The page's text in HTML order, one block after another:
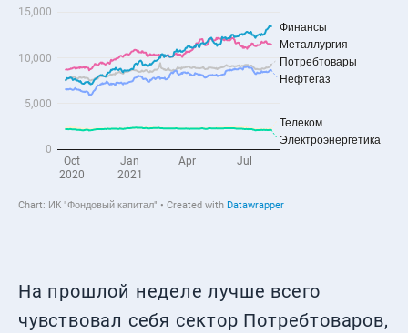
На прошлой неделе лучше всего
чувствовал себя сектор Потребтоваров,